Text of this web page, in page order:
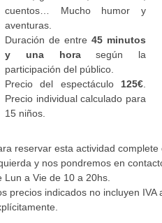
cuentos… Mucho humor y
aventuras.
Duración de entre 45 minutos
y una horasegún la
participación del público.
Precio del espectáculo 125€
Precio individual calculado para
15 niños.
reservar esta actividad
y nos pondremos en
Lun a Vie de 10 a 20hs.
precios indicados no incluyen IVA